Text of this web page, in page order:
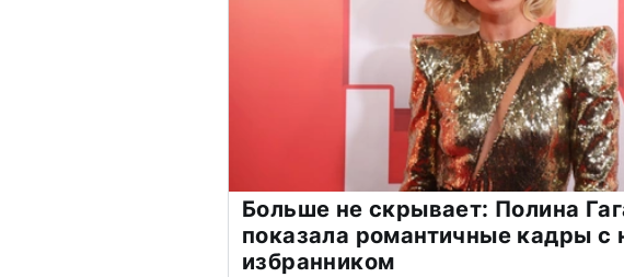
Больше не скрывает: Полина
показала романтичные кадры с
избранником